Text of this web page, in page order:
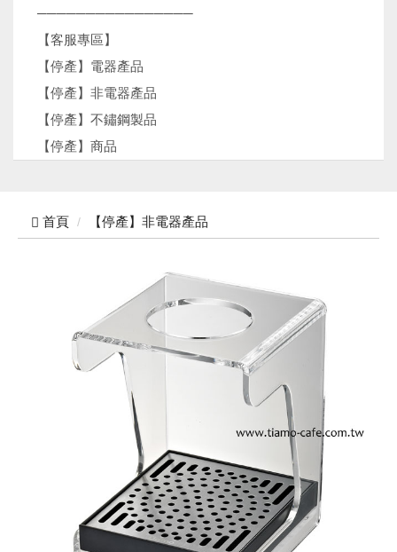
────────────────
【客服專區】
【停產】電器產品
【停產】非電器產品
【停產】不鏽鋼製品
【停產】商品
首頁 【停產】非電器產品